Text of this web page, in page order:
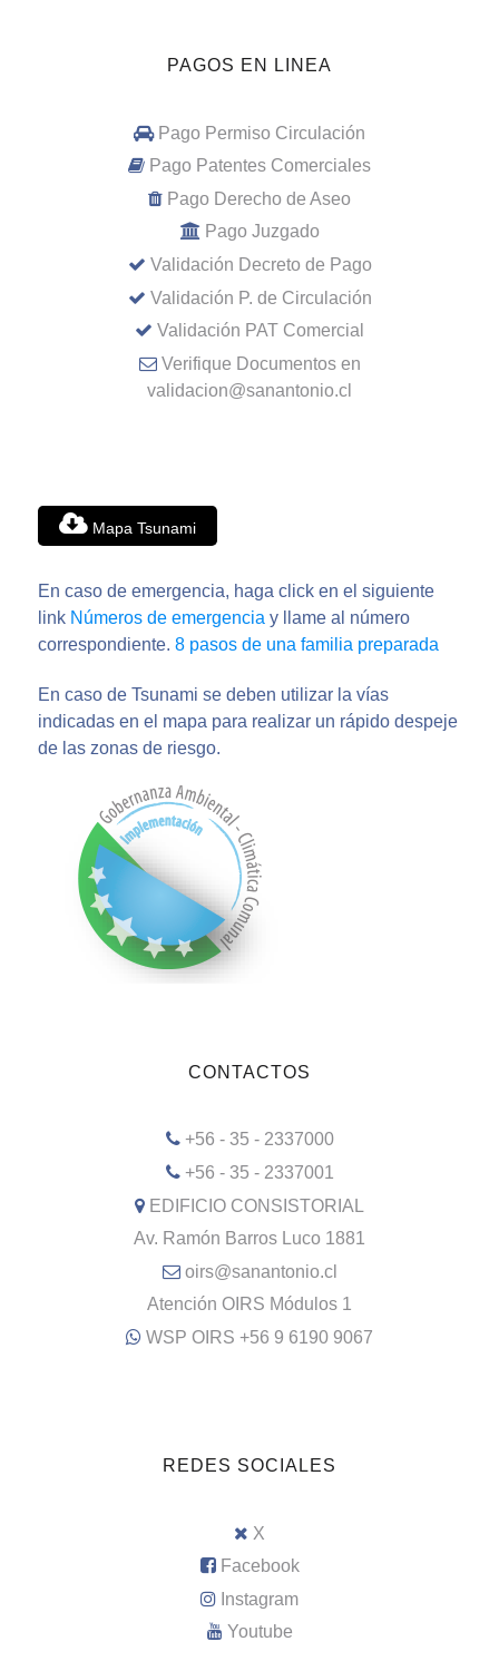
PAGOS EN LINEA
Pago Permiso Circulación
Pago Patentes Comerciales
Pago Derecho de Aseo
Pago Juzgado
Validación Decreto de Pago
Validación P. de Circulación
Validación PAT Comercial
Verifique Documentos en
validacion@sanantonio.cl
Mapa Tsunami
En caso de emergencia, haga click en el siguiente
link Números de emergencia y llame al número
correspondiente. 8 pasos de una familia preparada
En caso de Tsunami se deben utilizar la vías
indicadas en el mapa para realizar un rápido despeje
de las zonas de riesgo.
CONTACTOS
+56 - 35 - 2337000
+56 - 35 - 2337001
EDIFICIO CONSISTORIAL
Av. Ramón Barros Luco 1881
oirs@sanantonio.cl
Atención OIRS Módulos 1
WSP OIRS +56 9 6190 9067
REDES SOCIALES
X
Facebook
Instagram
Youtube